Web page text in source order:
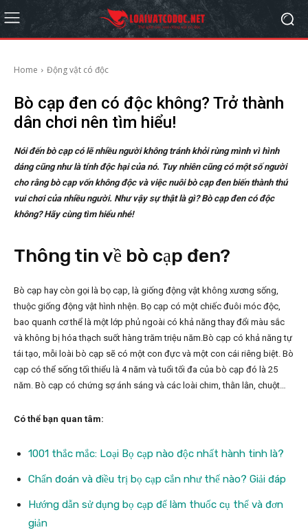
Home Động vật có độc
Bò cạp đen có độc không? Trở thành
dân chơi nên tìm hiểu!
Nói đến bò cạp có lẽ nhiều người không tránh khỏi rùng mình vì hình
dáng cũng như là tính độc hại của nó. Tuy nhiên cũng có một số người
cho rằng bò cạp vốn không độc và việc nuôi bò cạp đen biến thành thú
vui chơi của nhiều người. Như vậy sự thật là gì? Bò cạp đen có độc
không? Hãy cùng tìm hiểu nhé!
Thông tin về bò cạp đen?
Bò cạp hay còn gọi là bọ cạp, là giống động vật không xương sống,
thuộc giống động vật hình nhện. Bọ cạp có một chiếc đuôi móc độc,
bao quanh cơ thể là một lớp phủ ngoài có khả năng thay đổi màu sắc
và không bị hóa thạch suốt hàng trăm triệu năm.Bò cạp có khả năng tự
tái tạo, mỗi loài bò cạp sẽ có một con đực và một con cái riêng biệt. Bò
cạp có thể sống tối thiểu là 4 năm và tuổi tối đa của bò cạp đó là 25
năm. Bò cạp có chứng sợ ánh sáng và các loài chim, thằn lằn, chuột…
Có thể bạn quan tâm:
1001 thắc mắc: Loại Bọ cạp nào độc nhất hành tinh là?
Chẩn đoán và điều trị bọ cạp cắn như thế nào? Giải đáp
Hướng dẫn sử dụng bọ cạp để làm thuốc cụ thể và đơn
giản